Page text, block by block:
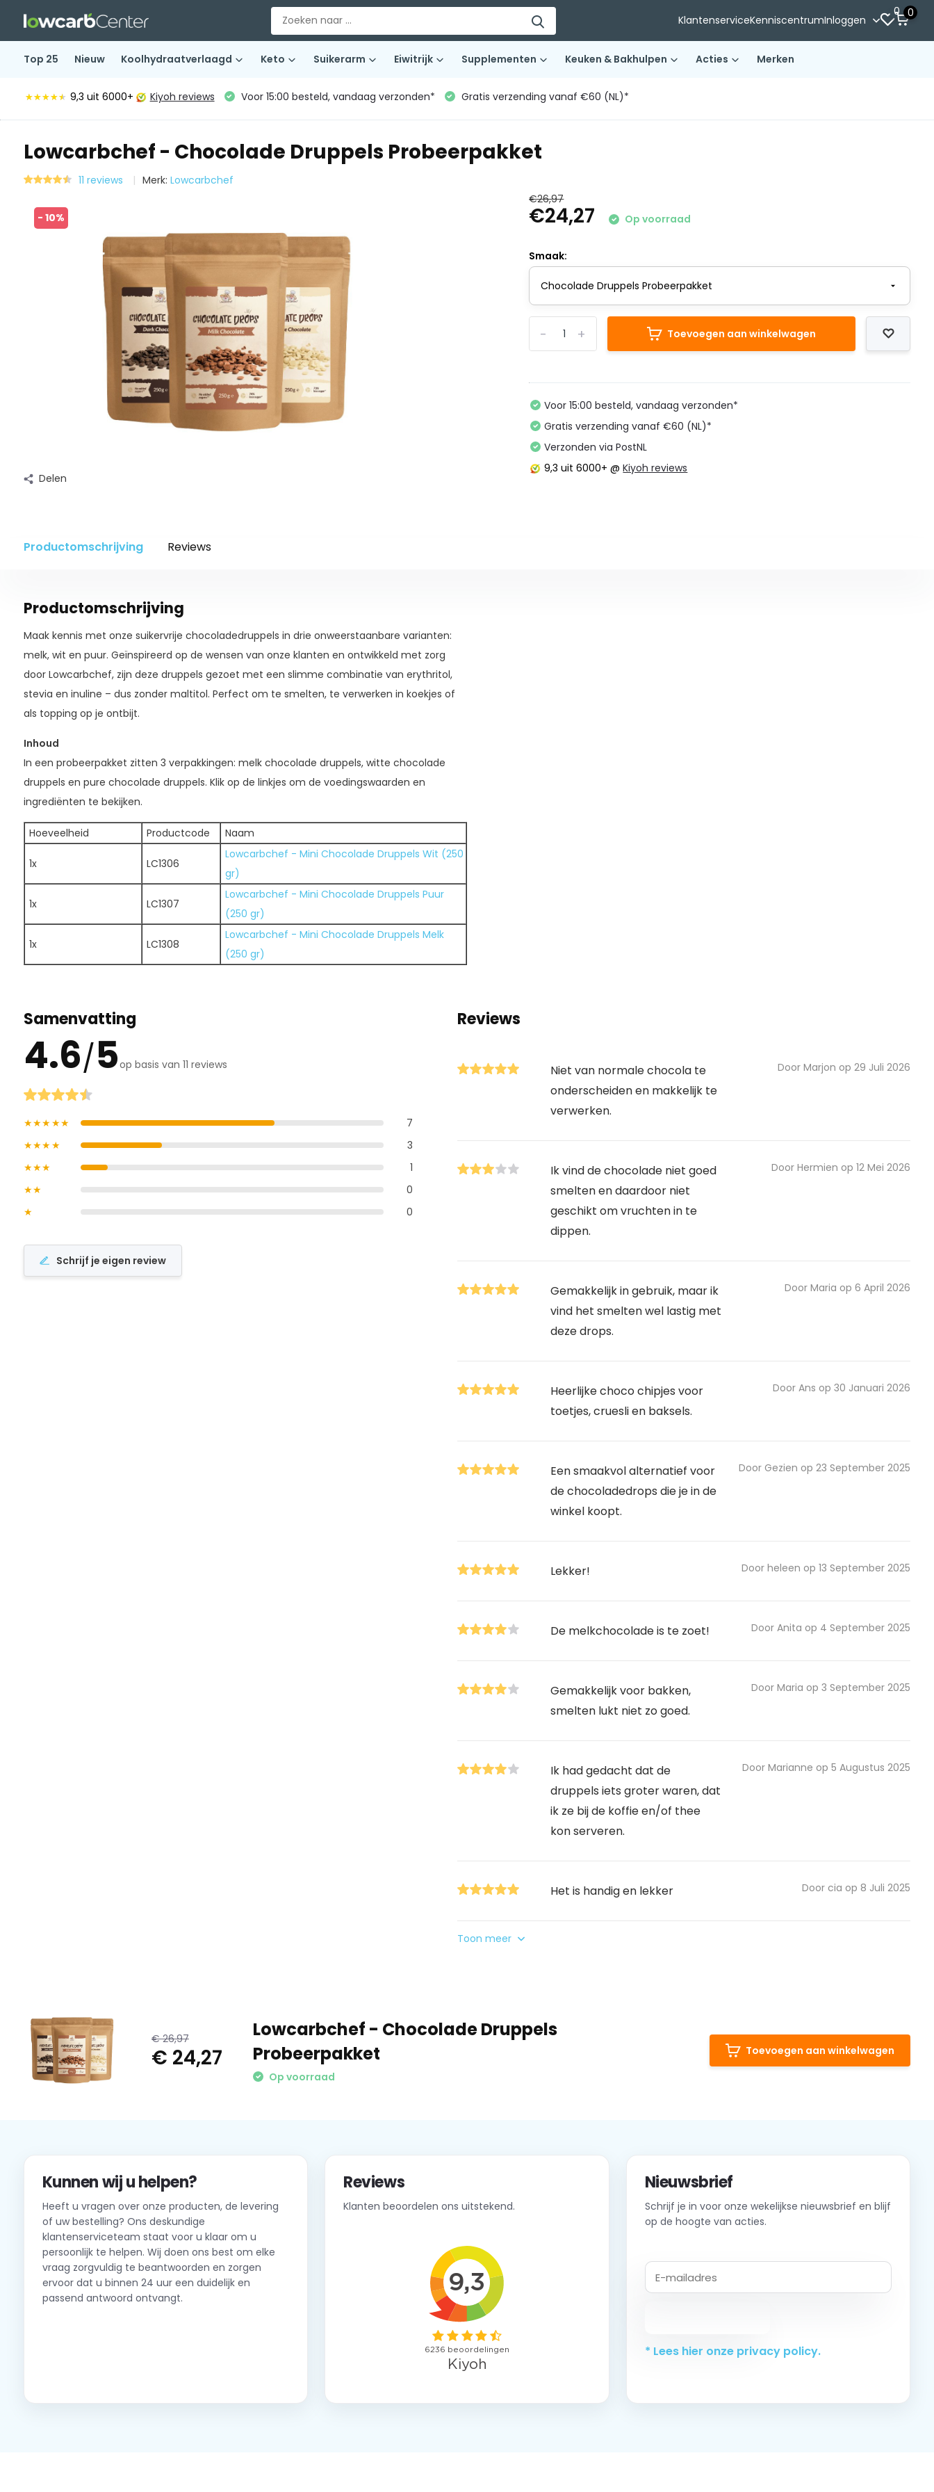
KlantenserviceKenniscentrumInloggen
0 0
Top 25 Nieuw Koolhydraatverlaagd Keto Suikerarm Eiwitrijk Supplementen Keuken & Bakhulpen Acties Merken
★★★★★
★★★★★ 9,3 uit 6000+ Kiyoh reviews Voor 15:00 besteld, vandaag verzonden* Gratis verzending vanaf €60 (NL)*
Lowcarbchef - Chocolade Druppels Probeerpakket
11 reviews Merk: Lowcarbchef
- 10%
Delen
€26,97
€24,27 Op voorraad
Smaak:
+
- Toevoegen aan winkelwagen
Voor 15:00 besteld, vandaag verzonden*
Gratis verzending vanaf €60 (NL)*
Verzonden via PostNL
9,3 uit 6000+ @Kiyoh reviews
Productomschrijving Reviews
Productomschrijving
Maak kennis met onze suikervrije chocoladedruppels in drie onweerstaanbare varianten:
melk, wit en puur. Geïnspireerd op de wensen van onze klanten en ontwikkeld met zorg
door Lowcarbchef, zijn deze druppels gezoet met een slimme combinatie van erythritol,
stevia en inuline – dus zonder maltitol. Perfect om te smelten, te verwerken in koekjes of
als topping op je ontbijt.
Inhoud
In een probeerpakket zitten 3 verpakkingen: melk chocolade druppels, witte chocolade
druppels en pure chocolade druppels. Klik op de linkjes om de voedingswaarden en
ingrediënten te bekijken.
Hoeveelheid Productcode Naam
1x LC1306
Lowcarbchef - Mini Chocolade Druppels Wit (250
gr)
1x LC1307
Lowcarbchef - Mini Chocolade Druppels Puur
(250 gr)
1x LC1308
Lowcarbchef - Mini Chocolade Druppels Melk
(250 gr)
Samenvatting
4.6/5op basis van 11 reviews
★★★★★
7
★★★★
3
★★★
1
★★
0
★
0
Schrijf je eigen review
Reviews
Niet van normale chocola te
onderscheiden en makkelijk te
verwerken.
Door Marjon op 29 Juli 2026
Ik vind de chocolade niet goed
smelten en daardoor niet
geschikt om vruchten in te
dippen.
Door Hermien op 12 Mei 2026
Gemakkelijk in gebruik, maar ik
vind het smelten wel lastig met
deze drops.
Door Maria op 6 April 2026
Heerlijke choco chipjes voor
toetjes, cruesli en baksels.
Door Ans op 30 Januari 2026
Een smaakvol alternatief voor
de chocoladedrops die je in de
winkel koopt.
Door Gezien op 23 September 2025
Lekker! Door heleen op 13 September 2025
De melkchocolade is te zoet! Door Anita op 4 September 2025
Gemakkelijk voor bakken,
smelten lukt niet zo goed.
Door Maria op 3 September 2025
Ik had gedacht dat de
druppels iets groter waren, dat
ik ze bij de koffie en/of thee
kon serveren.
Door Marianne op 5 Augustus 2025
Het is handig en lekker Door cia op 8 Juli 2025
Toon meer
€ 26,97
€ 24,27
Lowcarbchef - Chocolade Druppels
Probeerpakket
Op voorraad
Toevoegen aan winkelwagen
Kunnen wij u helpen?
Heeft u vragen over onze producten, de levering
of uw bestelling? Ons deskundige
klantenserviceteam staat voor u klaar om u
persoonlijk te helpen. Wij doen ons best om elke
vraag zorgvuldig te beantwoorden en zorgen
ervoor dat u binnen 24 uur een duidelijk en
passend antwoord ontvangt.
Reviews
Klanten beoordelen ons uitstekend.
Nieuwsbrief
Schrijf je in voor onze wekelijkse nieuwsbrief en blijf
op de hoogte van acties.
* Lees hier onze privacy policy.